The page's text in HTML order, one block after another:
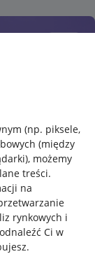
(np. piksele,
(między
, możemy
treści.
na
rynkowych i
Ci w